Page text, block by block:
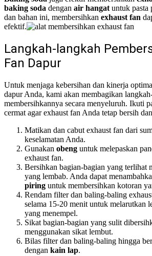
baking soda dengan air hangat untuk pasta
dan bahan ini, membersihkan exhaust fan
efektif.
Langkah-langkah
Fan Dapur
Untuk menjaga kebersihan dan kinerja
dapur Anda, kami akan membagikan
membersihkannya secara menyeluruh. Ikuti
cermat agar exhaust fan Anda tetap bersih
Matikan dan cabut exhaust fan dari
keselamatan Anda.
Gunakan obeng untuk melepaskan
exhaust fan.
Bersihkan bagian-bagian yang terlihat
yang lembab. Anda dapat
piring untuk membersihkan kotoran
Rendam filter dan baling-baling
selama 15-20 menit untuk melarutkan
yang menempel.
Sikat bagian-bagian yang sulit
menggunakan sikat lembut.
Bilas filter dan baling-baling hingga
dengan kain lap.